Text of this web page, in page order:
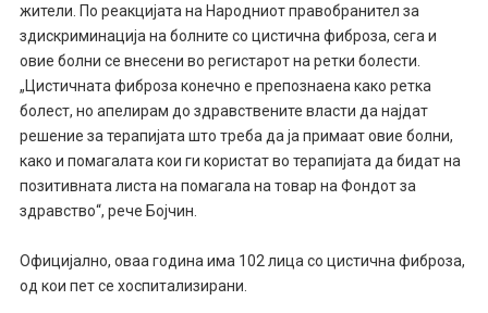
жители. По реакцијата на Народниот правобранител за
здискриминација на болните со цистична фиброза, сега и
овие болни се внесени во регистарот на ретки болести.
„Цистичната фиброза конечно е препознаена како ретка
болест, но апелирам до здравствените власти да најдат
решение за терапијата што треба да ја примаат овие болни,
како и помагалата кои ги користат во терапијата да бидат на
позитивната листа на помагала на товар на Фондот за
здравство“, рече Бојчин.
Официјално, оваа година има 102 лица со цистична фиброза,
од кои пет се хоспитализирани.